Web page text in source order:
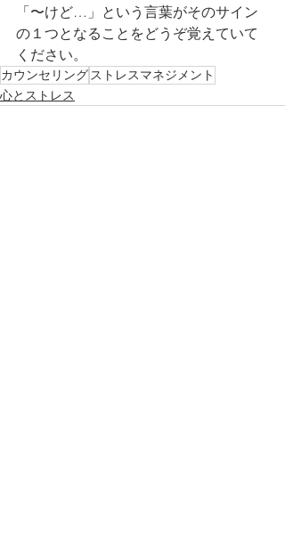
「〜けど…」という言葉がそのサイン
の１つとなることをどうぞ覚えていて
ください。
カウンセリングストレスマネジメント
心とストレス